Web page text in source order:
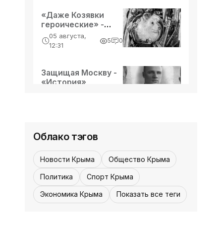
«Даже Козявки
героические» -
«История»
05 августа,
12:31
5 0
Защищая Москву -
«История»
Облако тэгов
Новости Крыма Общество Крыма
Политика Спорт Крыма
Экономика Крыма Показать все теги